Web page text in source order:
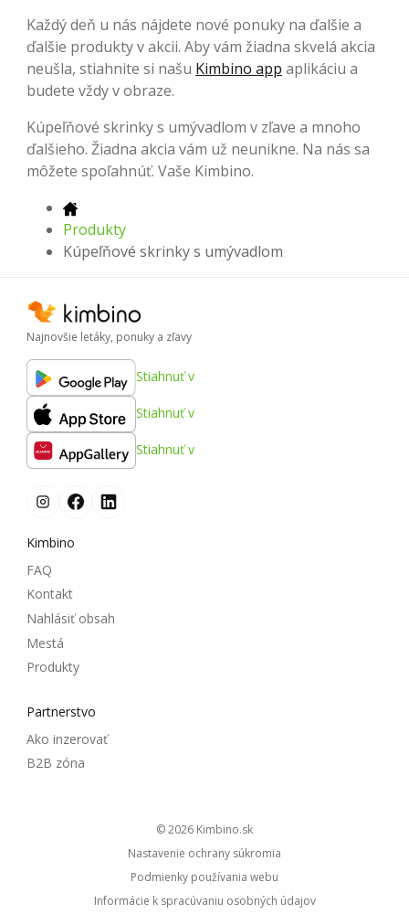
Každý deň u nás nájdete nové ponuky na ďalšie a
ďalšie produkty v akcii. Aby vám žiadna skvelá akcia
neušla, stiahnite si našu Kimbino app aplikáciu a
budete vždy v obraze.
Kúpeľňové skrinky s umývadlom v zľave a mnoho
ďalšieho. Žiadna akcia vám už neunikne. Na nás sa
môžete spoľahnúť. Vaše Kimbino.
Produkty
Kúpeľňové skrinky s umývadlom
Najnovšie letáky, ponuky a zľavy
Stiahnuť v
Stiahnuť v
Stiahnuť v
Kimbino
FAQ
Kontakt
Nahlásiť obsah
Mestá
Produkty
Partnerstvo
Ako inzerovať
B2B zóna
© 2026
kimbino.sk
Nastavenie ochrany súkromia
Podmienky používania webu
Informácie k spracúvaniu osobných údajov